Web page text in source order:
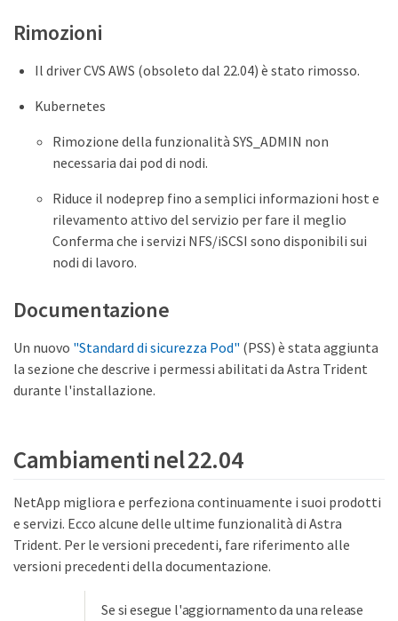
Rimozioni
Il driver CVS AWS (obsoleto dal 22.04) è stato rimosso.
Kubernetes
Rimozione della funzionalità SYS_ADMIN non
necessaria dai pod di nodi.
Riduce il nodeprep fino a semplici informazioni host e
rilevamento attivo del servizio per fare il meglio
Conferma che i servizi NFS/iSCSI sono disponibili sui
nodi di lavoro.
Documentazione
Un nuovo "Standard di sicurezza Pod" (PSS) è stata aggiunta
la sezione che descrive i permessi abilitati da Astra Trident
durante l'installazione.
Cambiamenti nel 22.04
NetApp migliora e perfeziona continuamente i suoi prodotti
e servizi. Ecco alcune delle ultime funzionalità di Astra
Trident. Per le versioni precedenti, fare riferimento alle
versioni precedenti della documentazione.
Se si esegue l'aggiornamento da una release